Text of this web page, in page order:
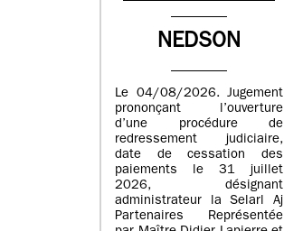
NEDSON
Le 04/08/2026. Jugement
prononçant l’ouverture
d’une procédure de
redressement judiciaire,
date de cessation des
paiements le 31 juillet
2026, désignant
administrateur la Selarl Aj
Partenaires Représentée